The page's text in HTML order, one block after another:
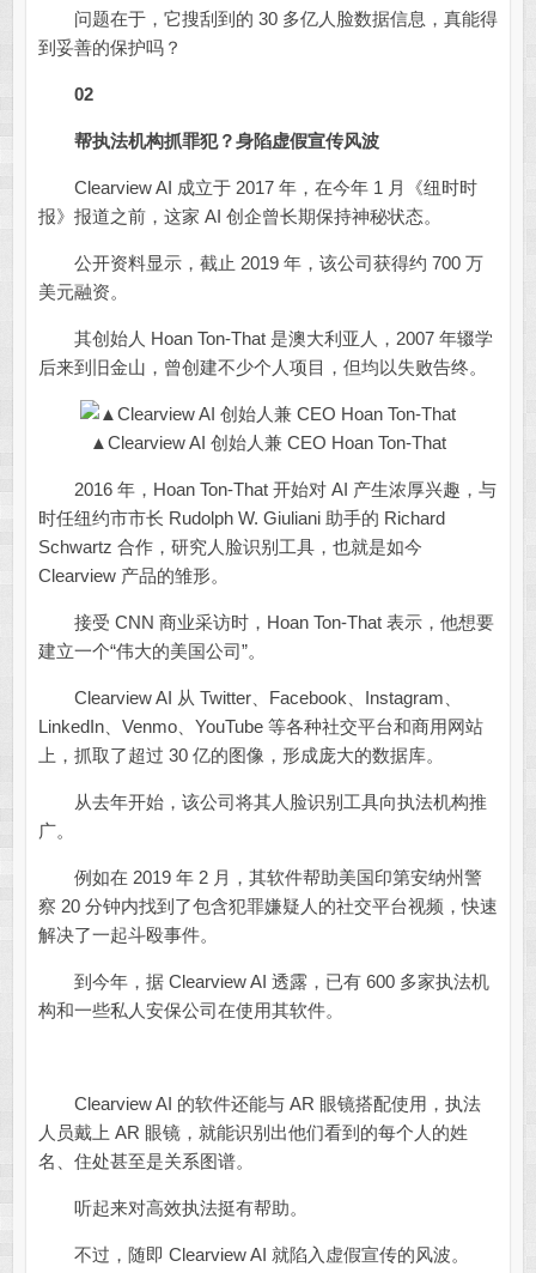
问题在于，它搜刮到的 30 多亿人脸数据信息，真能得
到妥善的保护吗？
02
帮执法机构抓罪犯？身陷虚假宣传风波
Clearview AI 成立于 2017 年，在今年 1 月《纽时时
报》报道之前，这家 AI 创企曾长期保持神秘状态。
公开资料显示，截止 2019 年，该公司获得约 700 万
美元融资。
其创始人 Hoan Ton-That 是澳大利亚人，2007 年辍学
后来到旧金山，曾创建不少个人项目，但均以失败告终。
▲Clearview AI 创始人兼 CEO Hoan Ton-That
2016 年，Hoan Ton-That 开始对 AI 产生浓厚兴趣，与
时任纽约市市长 Rudolph W. Giuliani 助手的 Richard
Schwartz 合作，研究人脸识别工具，也就是如今
Clearview 产品的雏形。
接受 CNN 商业采访时，Hoan Ton-That 表示，他想要
建立一个“伟大的美国公司”。
Clearview AI 从 Twitter、Facebook、Instagram、
LinkedIn、Venmo、YouTube 等各种社交平台和商用网站
上，抓取了超过 30 亿的图像，形成庞大的数据库。
从去年开始，该公司将其人脸识别工具向执法机构推
广。
例如在 2019 年 2 月，其软件帮助美国印第安纳州警
察 20 分钟内找到了包含犯罪嫌疑人的社交平台视频，快速
解决了一起斗殴事件。
到今年，据 Clearview AI 透露，已有 600 多家执法机
构和一些私人安保公司在使用其软件。
Clearview AI 的软件还能与 AR 眼镜搭配使用，执法
人员戴上 AR 眼镜，就能识别出他们看到的每个人的姓
名、住处甚至是关系图谱。
听起来对高效执法挺有帮助。
不过，随即 Clearview AI 就陷入虚假宣传的风波。